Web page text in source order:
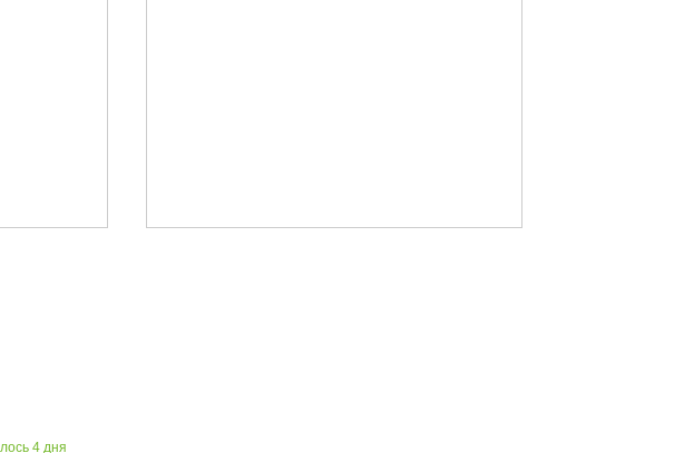
4дня